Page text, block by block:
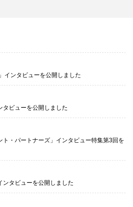
インタビューを公開しました
タビューを公開しました
ト・パートナーズ」インタビュー特集第3回を
ンタビューを公開しました